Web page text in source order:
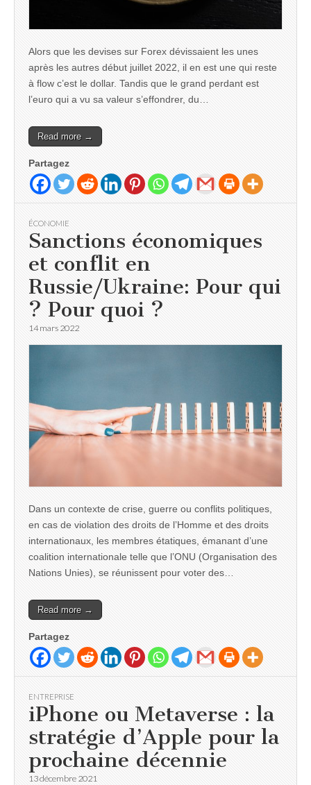
Alors que les devises sur Forex dévissaient les unes
après les autres début juillet 2022, il en est une qui reste
à flow c’est le dollar. Tandis que le grand perdant est
l’euro qui a vu sa valeur s’effondrer, du…
Read more →
Partagez
ÉCONOMIE
Sanctions économiques
et conflit en
Russie/Ukraine: Pour qui
? Pour quoi ?
14 mars 2022
Dans un contexte de crise, guerre ou conflits politiques,
en cas de violation des droits de l’Homme et des droits
internationaux, les membres étatiques, émanant d’une
coalition internationale telle que l’ONU (Organisation des
Nations Unies), se réunissent pour voter des…
Read more →
Partagez
ENTREPRISE
iPhone ou Metaverse : la
stratégie d’Apple pour la
prochaine décennie
13 décembre 2021